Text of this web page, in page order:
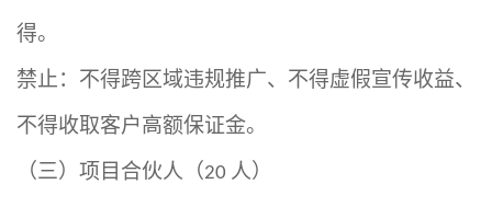
得。
禁止：不得跨区域违规推广、不得虚假宣传收益、
不得收取客户高额保证金。
（三）项目合伙人（20 人）